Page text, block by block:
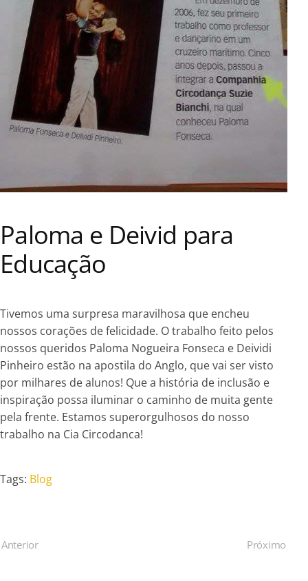
Paloma e Deivid para
Educação
Tivemos uma surpresa maravilhosa que encheu
nossos corações de felicidade. O trabalho feito pelos
nossos queridos Paloma Nogueira Fonseca e Deividi
Pinheiro estão na apostila do Anglo, que vai ser visto
por milhares de alunos! Que a história de inclusão e
inspiração possa iluminar o caminho de muita gente
pela frente. Estamos superorgulhosos do nosso
trabalho na Cia Circodanca!
Tags: Blog
Anterior Próximo